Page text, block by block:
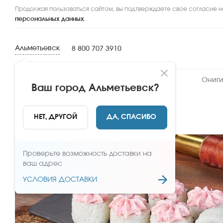
Продолжая пользоваться сайтом, вы подтверждаете свое согласие
персональных данных.
Альметьевск
Ваш город Альметьевск?
НЕТ, ДРУГОЙ ДА, СПАСИБО
Проверьте возможность доставки на
ваш адрес
УСЛОВИЯ ДОСТАВКИ
8 800 707 3910
НАЗАД